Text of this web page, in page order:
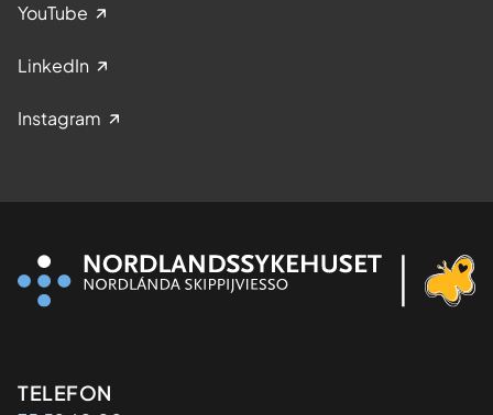
YouTube
LinkedIn
Instagram
Kontaktinformasjon
TELEFON